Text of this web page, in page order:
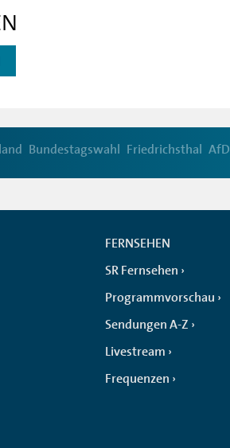
Bundestagswahl Friedrichsthal AfD
FERNSEHEN
SR Fernsehen
Programmvorschau
Sendungen A-Z
Livestream
Frequenzen